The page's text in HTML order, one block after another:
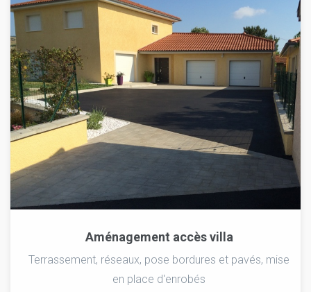
Aménagement accès villa
Terrassement, réseaux, pose bordures et pavés, mise
en place d'enrobés